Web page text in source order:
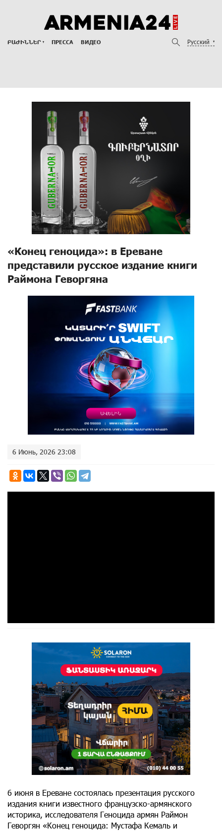
ԲԱԺԻՆՆԵՐ ПРЕССА ВИДЕО Русский
«Конец геноцида»: в Ереване
представили русское издание книги
Раймона Геворгяна
6 Июнь, 2026 23:08
6 июня в Ереване состоялась презентация русского
издания книги известного французско-армянского
историка, исследователя Геноцида армян Раймон
Геворгян «Конец геноцида: Мустафа Кемаль и